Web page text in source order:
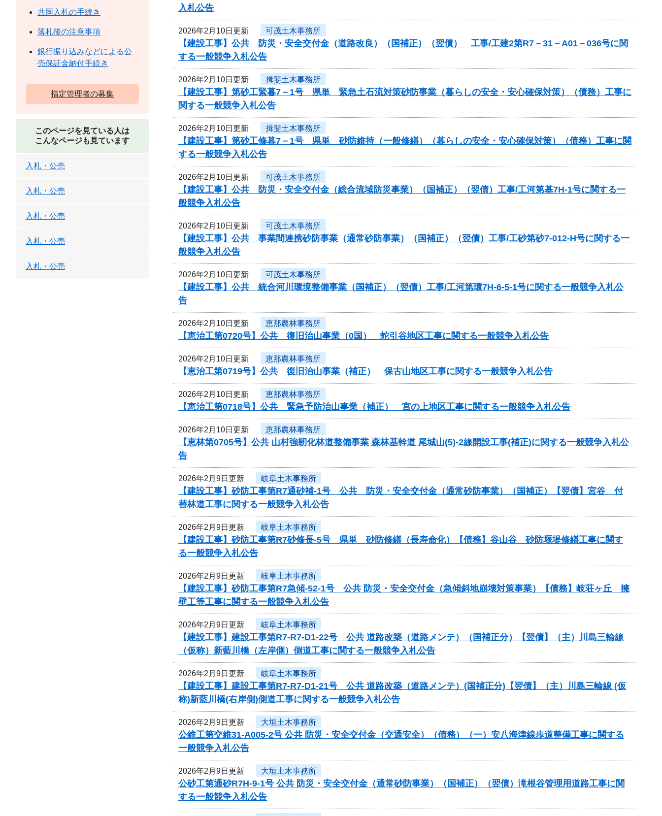
入札公告
2026年2月10日更新 可茂土木事務所
【建設工事】公共 防災・安全交付金（道路改良）（国補正）（翌債） 工事/工建2第R7－31－A01－036号に関
する一般競争入札公告
2026年2月10日更新 揖斐土木事務所
【建設工事】第砂工緊暮7－1号 県単 緊急土石流対策砂防事業（暮らしの安全・安心確保対策）（債務）工事に
関する一般競争入札公告
2026年2月10日更新 揖斐土木事務所
【建設工事】第砂工修暮7－1号 県単 砂防維持（一般修繕）（暮らしの安全・安心確保対策）（債務）工事に関
する一般競争入札公告
2026年2月10日更新 可茂土木事務所
【建設工事】公共 防災・安全交付金（総合流域防災事業）（国補正）（翌債）工事/工河第基7H-1号に関する一
般競争入札公告
2026年2月10日更新 可茂土木事務所
【建設工事】公共 事業間連携砂防事業（通常砂防事業）（国補正）（翌債）工事/工砂第砂7-012‐H号に関する一
般競争入札公告
2026年2月10日更新 可茂土木事務所
【建設工事】公共 統合河川環境整備事業（国補正）（翌債）工事/工河第環7H-6-5-1号に関する一般競争入札公
告
2026年2月10日更新 恵那農林事務所
【恵治工第0720号】公共 復旧治山事業（0国） 蛇引谷地区工事に関する一般競争入札公告
2026年2月10日更新 恵那農林事務所
【恵治工第0719号】公共 復旧治山事業（補正） 保古山地区工事に関する一般競争入札公告
2026年2月10日更新 恵那農林事務所
【恵治工第0718号】公共 緊急予防治山事業（補正） 宮の上地区工事に関する一般競争入札公告
2026年2月10日更新 恵那農林事務所
【恵林第0705号】公共 山村強靭化林道整備事業 森林基幹道 尾城山(5)-2線開設工事(補正)に関する一般競争入札公
告
2026年2月9日更新 岐阜土木事務所
【建設工事】砂防工事第R7通砂補-1号 公共 防災・安全交付金（通常砂防事業）（国補正）【翌債】宮谷 付
替林道工事に関する一般競争入札公告
2026年2月9日更新 岐阜土木事務所
【建設工事】砂防工事第R7砂修長-5号 県単 砂防修繕（長寿命化）【債務】谷山谷 砂防堰堤修繕工事に関す
る一般競争入札公告
2026年2月9日更新 岐阜土木事務所
【建設工事】砂防工事第R7急傾-52-1号 公共 防災・安全交付金（急傾斜地崩壊対策事業）【債務】岐荘ヶ丘 擁
壁工等工事に関する一般競争入札公告
2026年2月9日更新 岐阜土木事務所
【建設工事】建設工事第R7-R7-D1-22号 公共 道路改築（道路メンテ）（国補正分）【翌債】（主）川島三輪線
（仮称）新藍川橋（左岸側）側道工事に関する一般競争入札公告
2026年2月9日更新 岐阜土木事務所
【建設工事】建設工事第R7-R7-D1-21号 公共 道路改築（道路メンテ）(国補正分)【翌債】（主）川島三輪線 (仮
称)新藍川橋(右岸側)側道工事に関する一般競争入札公告
2026年2月9日更新 大垣土木事務所
公維工第交維31-A005-2号 公共 防災・安全交付金（交通安全）（債務）（一）安八海津線歩道整備工事に関する
一般競争入札公告
2026年2月9日更新 大垣土木事務所
公砂工第通砂R7H-9-1号 公共 防災・安全交付金（通常砂防事業）（国補正）（翌債）滝根谷管理用道路工事に関
する一般競争入札公告
共同入札の手続き
落札後の注意事項
銀行振り込みなどによる公
売保証金納付手続き
指定管理者の募集
このページを見ている人は
こんなページも見ています
入札・公売
入札・公売
入札・公売
入札・公売
入札・公売